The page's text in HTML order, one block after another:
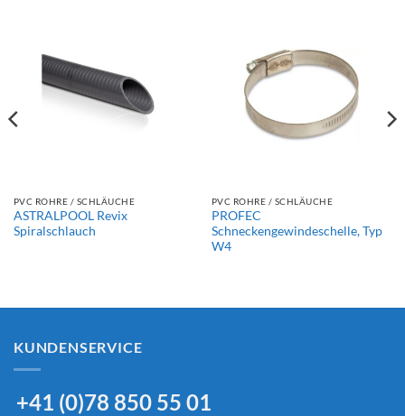
PVC ROHRE / SCHLÄUCHE
ASTRALPOOL Revix
Spiralschlauch
PVC ROHRE / SCHLÄUCHE
PROFEC
Schneckengewindeschelle, Typ
W4
KUNDENSERVICE
+41 (0)78 850 55 01